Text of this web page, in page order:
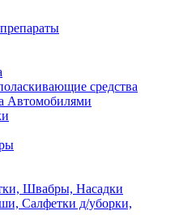
средства
Автомобилями
Швабры, Насадки
Салфетки д/уборки,